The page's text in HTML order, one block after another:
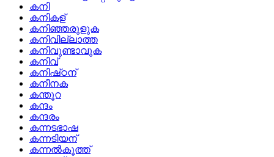
കനി
കനികള്
കനിഞ്ഞരുളുക
കനിവില്ലാത്ത
കനിവുണ്ടാവുക
കനിവ്
കനിഷ്‌ഠന്
കനീനക
കന്തൂറ
കന്ദം
കന്ദരം
കന്നടഭാഷ
കന്നടിയന്
കന്നല്‍കൂത്ത്